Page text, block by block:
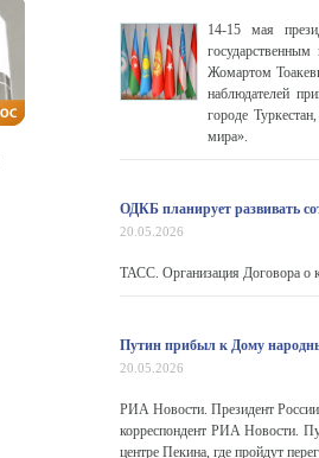
14-15 мая
Жомартом
наблюдателей
городе
мира».
ОДКБ планирует развивать
20.05.2026
ТАСС. Организация Договора о
Путин прибыл к Дому
20.05.2026
РИА Новости. Президент
корреспондент РИА Новости.
центре Пекина, где пройдут